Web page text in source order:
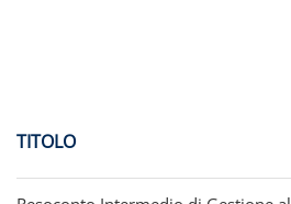
TITOLO